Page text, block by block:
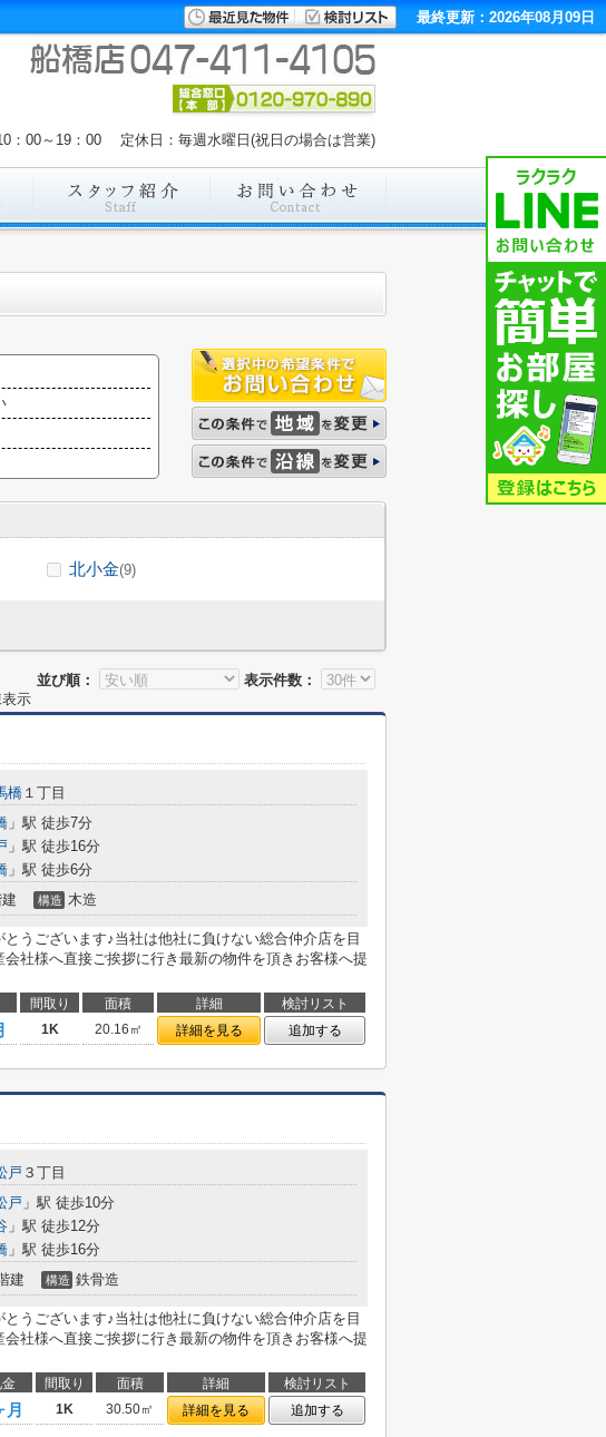
最終更新：2026年08月09日
：00～19：00 定休日：毎週水曜日(祝日の場合は営業)
北小金(9)
並び順：
表示件数：
示
橋 １丁目
」駅 徒歩7分
」駅 徒歩16分
」駅 徒歩6分
構造 木造
うございます♪当社は他社に負けない総合仲介店を目
社様へ直接ご挨拶に行き最新の物件を頂きお客様へ提
間取り 面積 詳細
検討リスト
1K 20.16㎡ 詳細を見る 追加する
戸 ３丁目
戸 」駅 徒歩10分
」駅 徒歩12分
」駅 徒歩16分
建 構造 鉄骨造
うございます♪当社は他社に負けない総合仲介店を目
社様へ直接ご挨拶に行き最新の物件を頂きお客様へ提
間取り 面積 詳細
検討リスト
月 1K 30.50㎡ 詳細を見る 追加する